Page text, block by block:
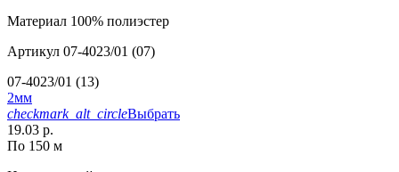
Материал 100% полиэстер
Артикул 07-4023/01 (07)
07-4023/01 (13)
2мм
checkmark_alt_circleВыбрать
19.03 р.
По 150 м